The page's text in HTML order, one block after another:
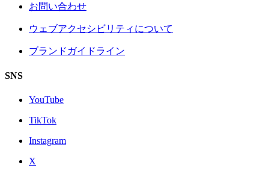
お問い合わせ
ウェブアクセシビリティについて
ブランドガイドライン
SNS
YouTube
TikTok
Instagram
X